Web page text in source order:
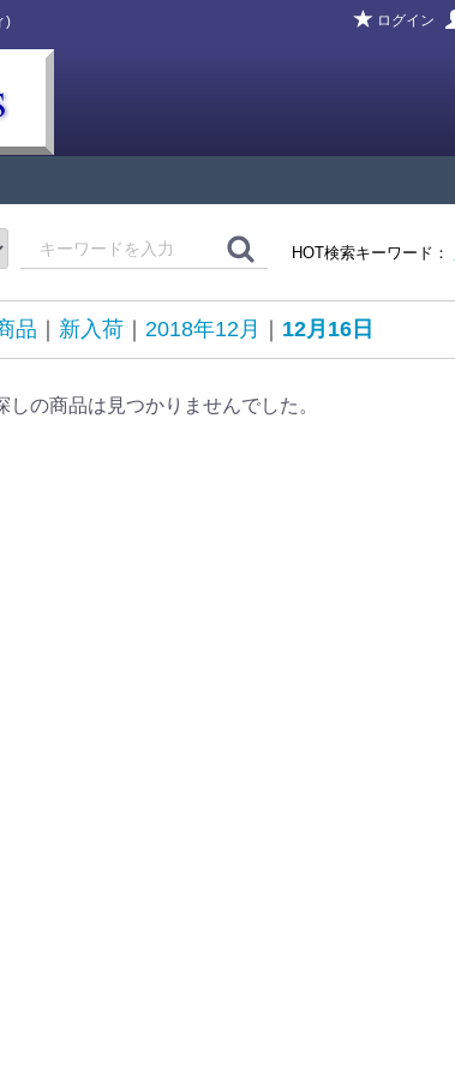
) ログイン
HOT検索キーワード：
品 新入荷 2018年12月 12月16日
しの商品は見つかりませんでした。